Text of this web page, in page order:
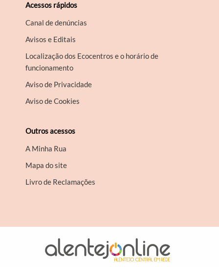
Acessos rápidos
Canal de denúncias
Avisos e Editais
Localização dos Ecocentros e o horário de
funcionamento
Aviso de Privacidade
Aviso de Cookies
Outros acessos
A Minha Rua
Mapa do site
Livro de Reclamações